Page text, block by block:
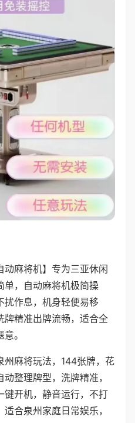
动麻将机】专为三亚休闲
单，自动麻将机极简操
扰作息，机身轻便易移
牌精准出牌流畅，适合全
。
州麻将玩法，144张牌，花
整理牌型，洗牌精准，
键开机，静音运行，不打
合泉州家庭日常娱乐，